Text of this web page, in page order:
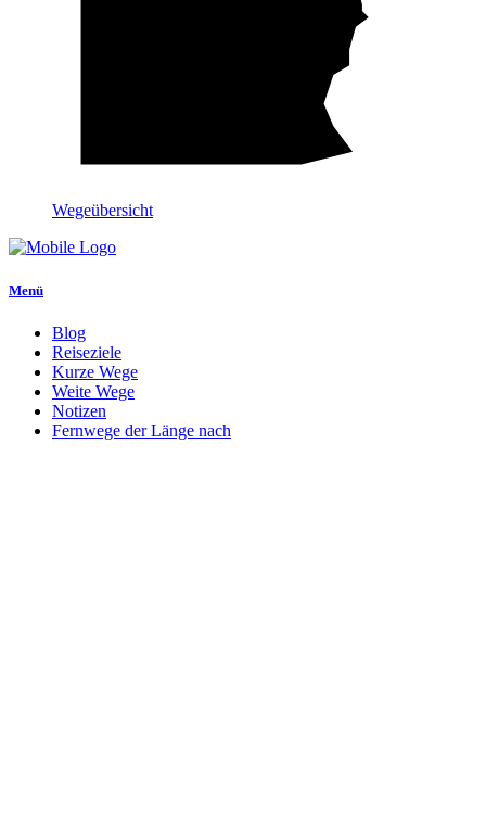
Wegeübersicht
Menü
Blog
Reiseziele
Kurze Wege
Weite Wege
Notizen
Fernwege der Länge nach